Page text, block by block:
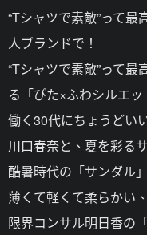
“Tシャツで素敵”って
人ブランドで！
“Tシャツで素敵”って
る「ぴた×ふわシルエッ
働く30代にちょうどい
川口春奈と、夏を彩る
酷暑時代の「サンダル
薄くて軽くて柔らかい
限界コンサル明日香の